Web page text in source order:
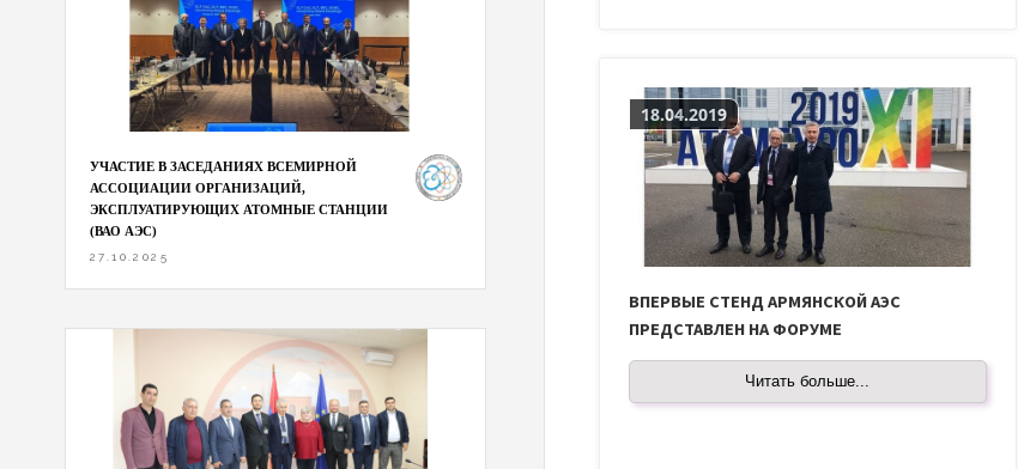
18.04.2019
ВПЕРВЫЕ СТЕНД АРМЯНСКОЙ АЭС
ПРЕДСТАВЛЕН НА ФОРУМЕ
Читать больше...
УЧАСТИЕ В ЗАСЕДАНИЯХ ВСЕМИРНОЙ
АССОЦИАЦИИ ОРГАНИЗАЦИЙ,
ЭКСПЛУАТИРУЮЩИХ АТОМНЫЕ СТАНЦИИ
(ВАО АЭС)
27.10.2025